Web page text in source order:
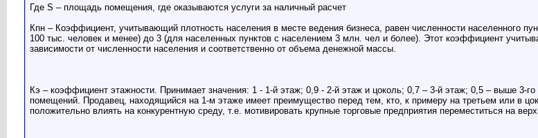
Где S – площадь помещения, где оказываются услуги за наличный расчет
Кпн – Коэффициент, учитывающий плотность населения в месте ведения бизнеса, равен численности населенного
100 тыс. человек и менее) до 3 (для населенных пунктов с населением 3 млн. чел и более). Этот коэффициент
зависимости от численности населения и соответственно от объема денежной массы.
Кэ – коэффициент этажности. Принимает значения: 1 - 1-й этаж; 0,9 - 2-й этаж и цоколь; 0,7 – 3-й этаж; 0,5 – выше 3-
помещений. Продавец, находящийся на 1-м этаже имеет преимущество перед тем, кто, к примеру на третьем или в
положительно влиять на конкурентную среду, т.е. мотивировать крупные торговые предприятия переместиться на